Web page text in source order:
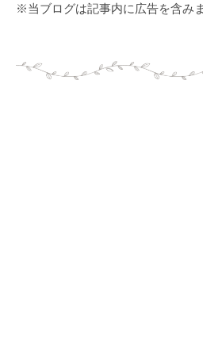
※当ブログは記事内に広告を含みま